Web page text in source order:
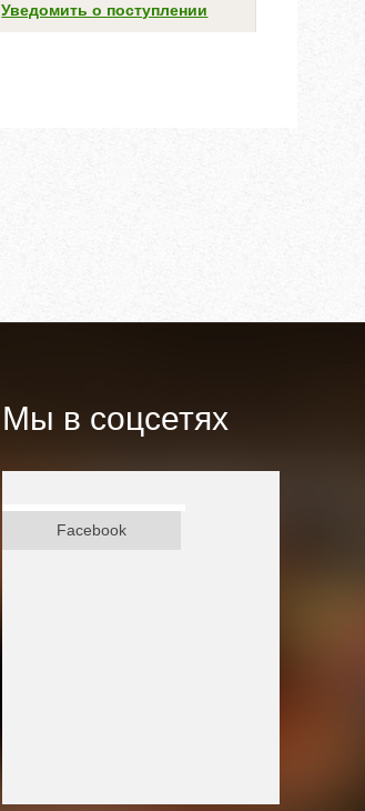
Уведомить о поступлении
Мы в соцсетях
Facebook